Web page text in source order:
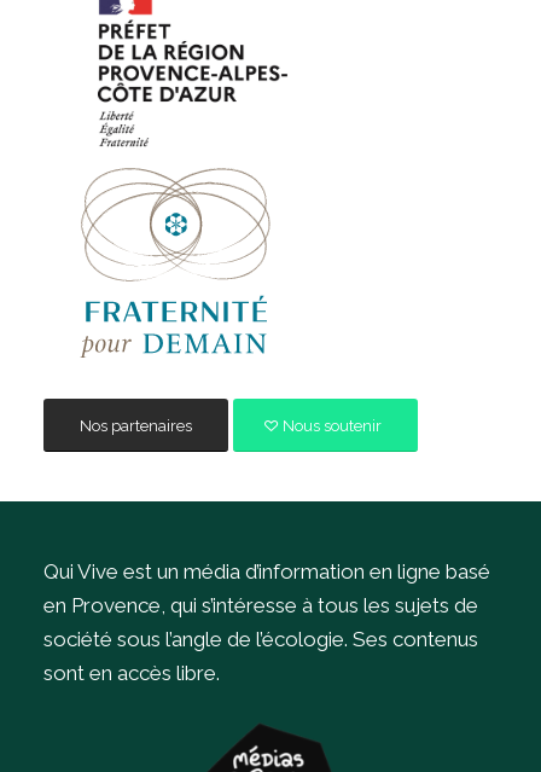
Nos partenaires Nous soutenir
Qui Vive est un média d’information en ligne basé
en Provence, qui s’intéresse à tous les sujets de
société sous l’angle de l’écologie. Ses contenus
sont en accès libre.